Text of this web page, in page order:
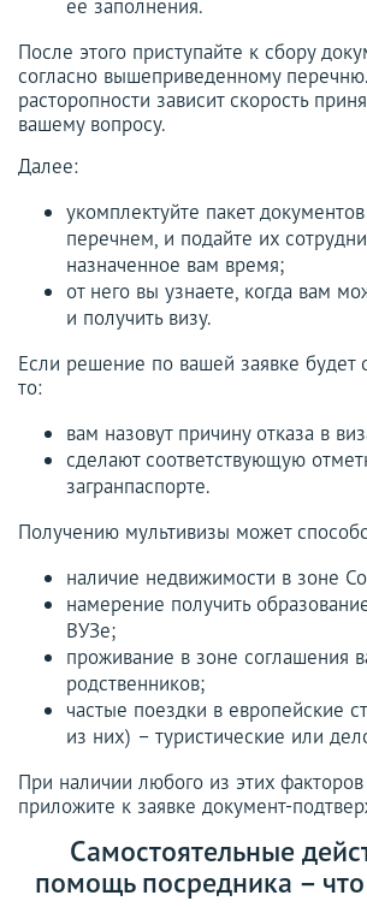
ее заполнения.
После этого приступайте к сбору
согласно вышеприведенному
расторопности зависит скорость
вашему вопросу.
Далее:
укомплектуйте пакет
перечнем, и подайте их
назначенное вам время;
от него вы узнаете, когда вам
и получить визу.
Если решение по вашей заявке будет
то:
вам назовут причину отказа в
сделают соответствующую
загранпаспорте.
Получению мультивизы может
наличие недвижимости в зоне
намерение получить
ВУЗе;
проживание в зоне соглашения
родственников;
частые поездки в европейские
из них) – туристические или
При наличии любого из этих
приложите к заявке документ-
Самостоятельные
помощь посредника –